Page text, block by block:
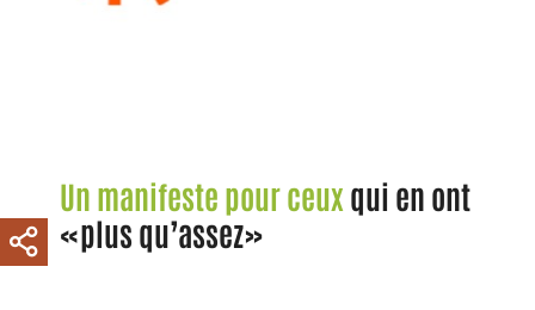
Un manifeste pour ceux qui en ont
«plus qu’assez»